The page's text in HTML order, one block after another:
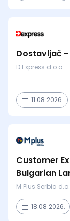
Dostavljač -
D Express d.o.o.
11.08.2026.
Customer
Bulgarian
M Plus Serbia
18.08.2026.